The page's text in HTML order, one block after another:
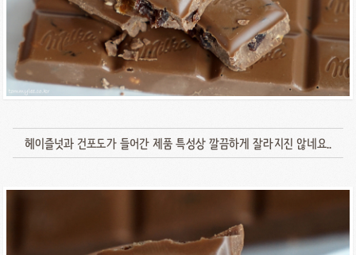
헤이즐넛과 건포도가 들어간 제품 특성상 깔끔하게 잘라지진 않네요..